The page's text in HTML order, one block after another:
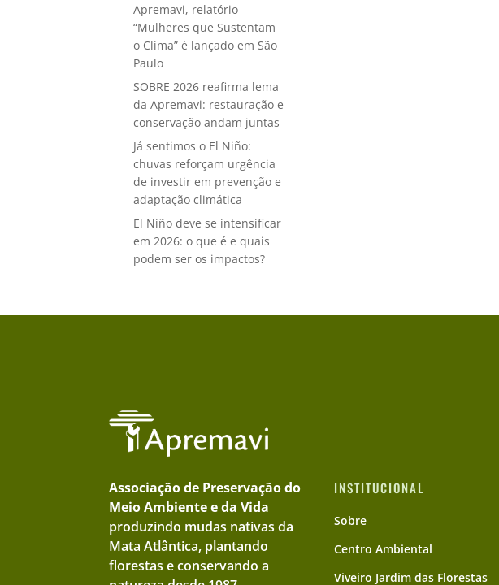
Apremavi, relatório
“Mulheres que Sustentam
o Clima” é lançado em São
Paulo
SOBRE 2026 reafirma lema
da Apremavi: restauração e
conservação andam juntas
Já sentimos o El Niño:
chuvas reforçam urgência
de investir em prevenção e
adaptação climática
El Niño deve se intensificar
em 2026: o que é e quais
podem ser os impactos?
Associação de Preservação do
Meio Ambiente e da Vida
produzindo mudas nativas da
Mata Atlântica, plantando
florestas e conservando a
INSTITUCIONAL
Sobre
Centro Ambiental
Viveiro Jardim das Florestas